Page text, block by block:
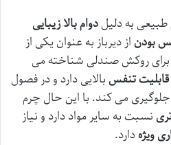
به دلیلدوام بالازیبایی
بودن از دیرباز به عنوان یکی از
برای روکش صندلی شناخته می
قابلیت تنفس بالایی دارد و در فصول
می کند. با این حال چرم
نسبت به سایر مواد دارد و نیاز
ویژهدارد.